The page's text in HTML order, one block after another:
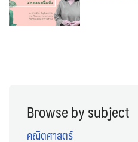
Browse by subject
คณิตศาสตร์